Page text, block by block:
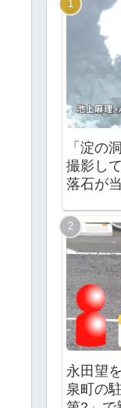
「淀の
撮影し
落石が
永田望
泉町の